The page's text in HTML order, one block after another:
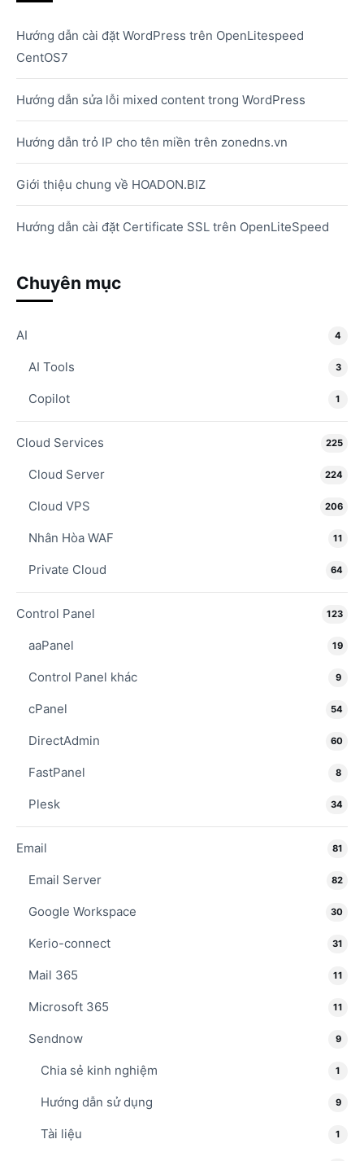
Hướng dẫn cài đặt WordPress trên OpenLitespeed
CentOS7
Hướng dẫn sửa lỗi mixed content trong WordPress
Hướng dẫn trỏ IP cho tên miền trên zonedns.vn
Giới thiệu chung về HOADON.BIZ
Hướng dẫn cài đặt Certificate SSL trên OpenLiteSpeed
Chuyên mục
AI 4
AI Tools 3
Copilot 1
Cloud Services 225
Cloud Server 224
Cloud VPS 206
Nhân Hòa WAF 11
Private Cloud 64
Control Panel 123
aaPanel 19
Control Panel khác 9
cPanel 54
DirectAdmin 60
FastPanel 8
Plesk 34
Email 81
Email Server 82
Google Workspace 30
Kerio-connect 31
Mail 365 11
Microsoft 365 11
Sendnow 9
Chia sẻ kinh nghiệm 1
Hướng dẫn sử dụng 9
Tài liệu 1